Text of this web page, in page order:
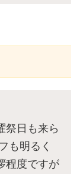
祭日も来ら
も明るく
程度ですが